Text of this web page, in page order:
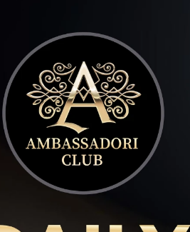
в Кутаиси, которые будут проходить
к примеру: расписание, место
и прочее. Теперь не нужно
в закладки.